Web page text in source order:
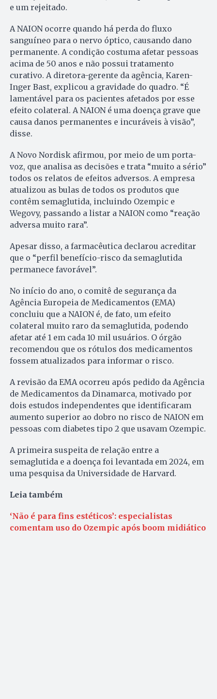
e um rejeitado.
A NAION ocorre quando há perda do fluxo
sanguíneo para o nervo óptico, causando dano
permanente. A condição costuma afetar pessoas
acima de 50 anos e não possui tratamento
curativo. A diretora-gerente da agência, Karen-
Inger Bast, explicou a gravidade do quadro. “É
lamentável para os pacientes afetados por esse
efeito colateral. A NAION é uma doença grave que
causa danos permanentes e incuráveis à visão”,
disse.
A Novo Nordisk afirmou, por meio de um porta-
voz, que analisa as decisões e trata “muito a sério”
todos os relatos de efeitos adversos. A empresa
atualizou as bulas de todos os produtos que
contêm semaglutida, incluindo Ozempic e
Wegovy, passando a listar a NAION como “reação
adversa muito rara”.
Apesar disso, a farmacêutica declarou acreditar
que o “perfil benefício-risco da semaglutida
permanece favorável”.
No início do ano, o comitê de segurança da
Agência Europeia de Medicamentos (EMA)
concluiu que a NAION é, de fato, um efeito
colateral muito raro da semaglutida, podendo
afetar até 1 em cada 10 mil usuários. O órgão
recomendou que os rótulos dos medicamentos
fossem atualizados para informar o risco.
A revisão da EMA ocorreu após pedido da Agência
de Medicamentos da Dinamarca, motivado por
dois estudos independentes que identificaram
aumento superior ao dobro no risco de NAION em
pessoas com diabetes tipo 2 que usavam Ozempic.
A primeira suspeita de relação entre a
semaglutida e a doença foi levantada em 2024, em
uma pesquisa da Universidade de Harvard.
Leia também
‘Não é para fins estéticos’: especialistas
comentam uso do Ozempic após boom midiático